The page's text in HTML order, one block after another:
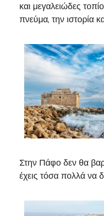
και μεγαλειώδες
πνεύμα, την ιστορία
Στην Πάφο δεν θα
έχεις τόσα πολλά να